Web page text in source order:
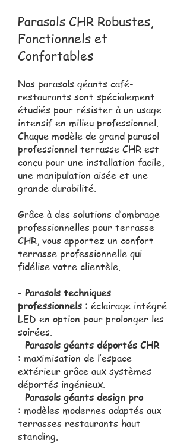
Parasols CHR Robustes,
Fonctionnels et
Confortables
Nos parasols géants café-
restaurants sont spécialement
étudiés pour résister à un usage
intensif en milieu professionnel.
Chaque modèle de grand parasol
professionnel terrasse CHR est
conçu pour une installation facile,
une manipulation aisée et une
grande durabilité.
Grâce à des solutions d’ombrage
professionnelles pour terrasse
CHR, vous apportez un confort
terrasse professionnelle qui
fidélise votre clientèle.
- Parasols techniques
professionnels : éclairage intégré
LED en option pour prolonger les
soirées.
- Parasols géants déportés CHR
: maximisation de l’espace
extérieur grâce aux systèmes
déportés ingénieux.
- Parasols géants design pro
: modèles modernes adaptés aux
terrasses restaurants haut
standing.